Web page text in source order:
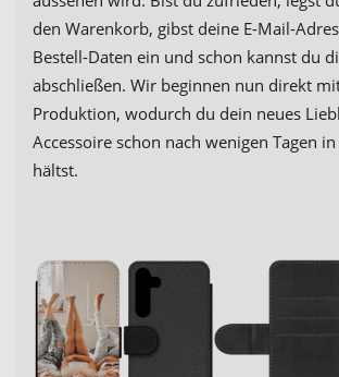
den Warenkorb, gibst deine E-Mail-
Bestell-Daten ein und schon kannst du
abschließen. Wir beginnen nun direkt
Produktion, wodurch du dein neues
Accessoire schon nach wenigen Tagen
hältst.